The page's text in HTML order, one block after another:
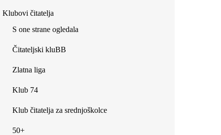
Klubovi čitatelja
S one strane ogledala
Čitateljski kluBB
Zlatna liga
Klub 74
Klub čitatelja za srednjoškolce
50+